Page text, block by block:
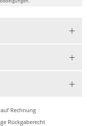
Rechnung
Rückgaberecht